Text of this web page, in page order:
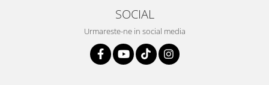
Rame adaptoare Mazda
SOCIAL
Urmareste-ne in social media